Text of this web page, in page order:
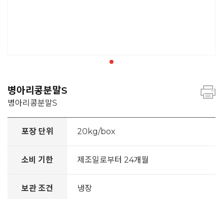
병아리콩분말S
병아리콩분말S
포장 단위 20kg/box
소비 기한 제조일로부터 24개월
보관 조건 냉장